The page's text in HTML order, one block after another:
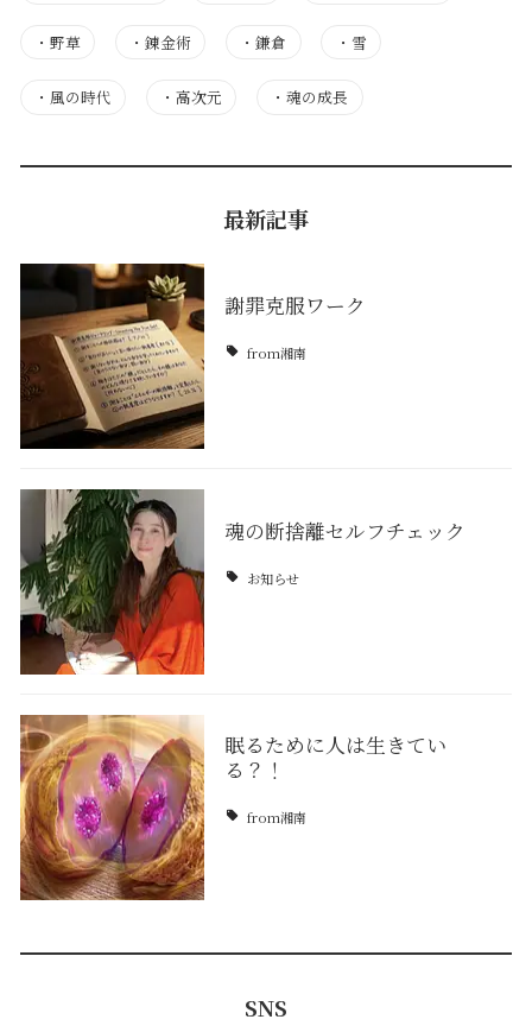
・ 野草 ・錬金術 ・鎌倉 ・ 雪
・ 風の時代 ・高次元 ・魂の成長
最新記事
謝罪克服ワーク
from湘南
魂の断捨離セルフチェック
お知らせ
眠るために人は生きてい
る？！
from湘南
SNS